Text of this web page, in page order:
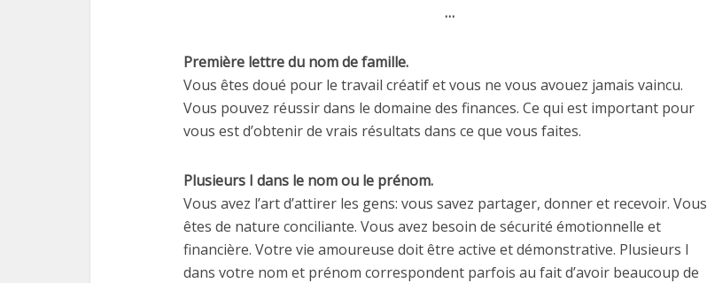
…
Première lettre du nom de famille.
Vous êtes doué pour le travail créatif et vous ne vous avouez jamais vaincu.
Vous pouvez réussir dans le domaine des finances. Ce qui est important pour
vous est d’obtenir de vrais résultats dans ce que vous faites.
Plusieurs I dans le nom ou le prénom.
Vous avez l’art d’attirer les gens: vous savez partager, donner et recevoir. Vous
êtes de nature conciliante. Vous avez besoin de sécurité émotionnelle et
financière. Votre vie amoureuse doit être active et démonstrative. Plusieurs I
dans votre nom et prénom correspondent parfois au fait d’avoir beaucoup de